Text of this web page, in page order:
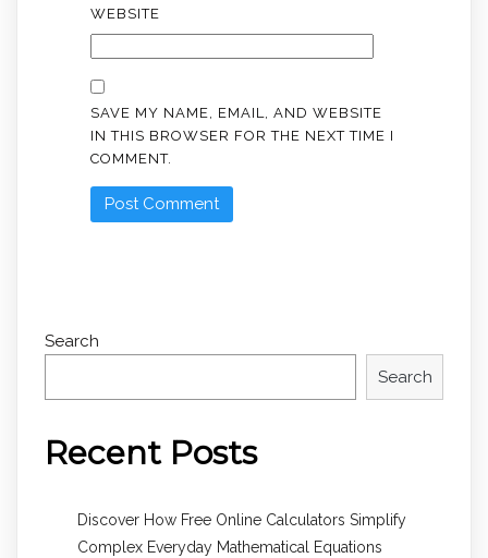
WEBSITE
SAVE MY NAME, EMAIL, AND WEBSITE
IN THIS BROWSER FOR THE NEXT TIME I
COMMENT.
Search
Search
Recent Posts
Discover How Free Online Calculators Simplify
Complex Everyday Mathematical Equations